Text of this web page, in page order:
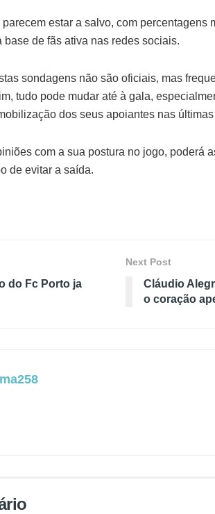
estar a salvo, com percentagens
base de fãs ativa nas redes sociais.
sondagens não são oficiais, mas
tudo pode mudar até à gala,
dos seus apoiantes nas
com a sua postura no jogo, poderá
de evitar a saída.
do Fc Porto ja
Next Post
Cláudio
o coração